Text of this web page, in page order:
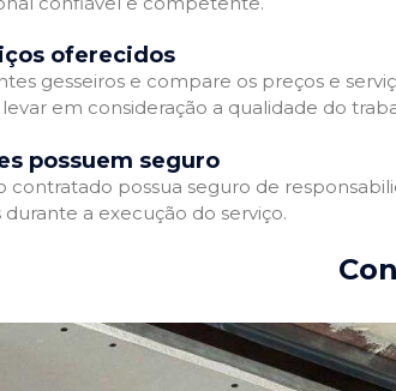
oferecidos
gesseiros e compare os preços e
em consideração a qualidade do
possuem seguro
contratado possua seguro de
a execução do serviço.